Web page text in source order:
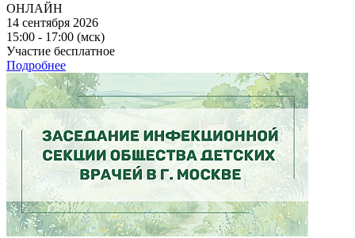
ОНЛАЙН
14 сентября 2026
15:00 - 17:00 (мск)
Участие бесплатное
Подробнее